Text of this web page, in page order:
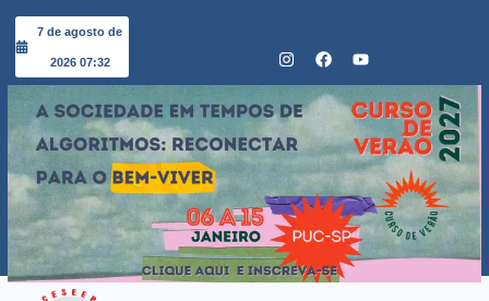
7 de agosto de
2026 07:32